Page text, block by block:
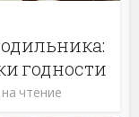
годности
чтение